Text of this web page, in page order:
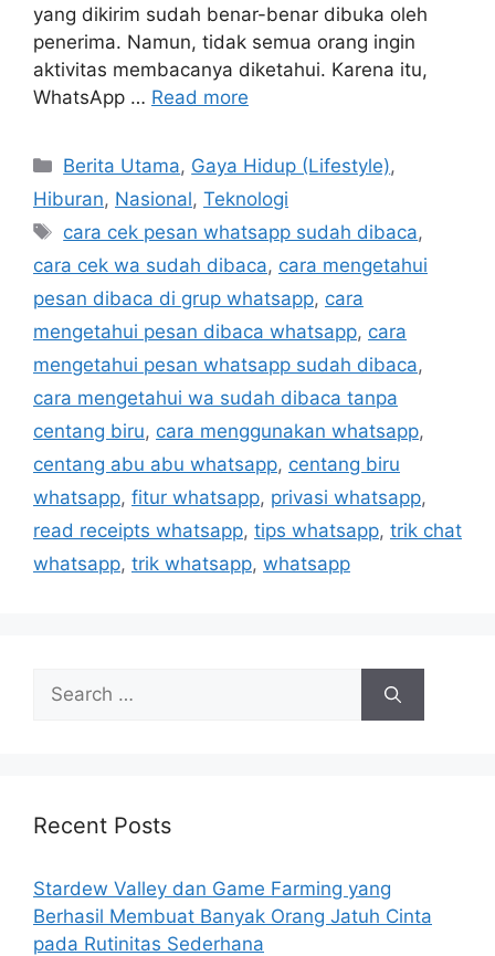
yang dikirim sudah benar-benar dibuka oleh
penerima. Namun, tidak semua orang ingin
aktivitas membacanya diketahui. Karena itu,
WhatsApp … Read more
Categories
Berita Utama, Gaya Hidup (Lifestyle),
Hiburan, Nasional, Teknologi
Tags
cara cek pesan whatsapp sudah dibaca,
cara cek wa sudah dibaca, cara mengetahui
pesan dibaca di grup whatsapp, cara
mengetahui pesan dibaca whatsapp, cara
mengetahui pesan whatsapp sudah dibaca,
cara mengetahui wa sudah dibaca tanpa
centang biru, cara menggunakan whatsapp,
centang abu abu whatsapp, centang biru
whatsapp, fitur whatsapp, privasi whatsapp,
read receipts whatsapp, tips whatsapp, trik chat
whatsapp, trik whatsapp, whatsapp
Search
for:
Recent Posts
Stardew Valley dan Game Farming yang
Berhasil Membuat Banyak Orang Jatuh Cinta
pada Rutinitas Sederhana